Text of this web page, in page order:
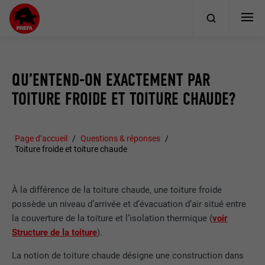
QU’ENTEND-ON EXACTEMENT PAR
TOITURE FROIDE ET TOITURE CHAUDE?
Page d’accueil
Questions & réponses
Toiture froide et toiture chaude
À la différence de la toiture chaude, une toiture froide
possède un niveau d’arrivée et d’évacuation d’air situé entre
la couverture de la toiture et l’isolation thermique (voir
Structure de la toiture).
La notion de toiture chaude désigne une construction dans